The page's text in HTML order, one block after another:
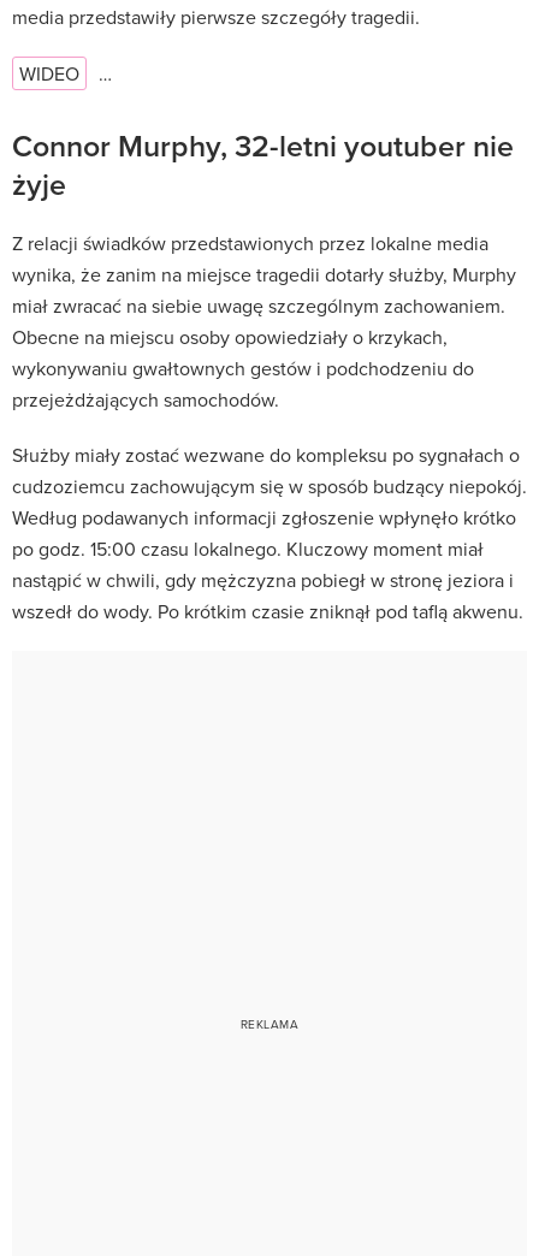
media przedstawiły pierwsze szczegóły tragedii.
WIDEO …
Connor Murphy, 32-letni youtuber nie
żyje
Z relacji świadków przedstawionych przez lokalne media
wynika, że zanim na miejsce tragedii dotarły służby, Murphy
miał zwracać na siebie uwagę szczególnym zachowaniem.
Obecne na miejscu osoby opowiedziały o krzykach,
wykonywaniu gwałtownych gestów i podchodzeniu do
przejeżdżających samochodów.
Służby miały zostać wezwane do kompleksu po sygnałach o
cudzoziemcu zachowującym się w sposób budzący niepokój.
Według podawanych informacji zgłoszenie wpłynęło krótko
po godz. 15:00 czasu lokalnego. Kluczowy moment miał
nastąpić w chwili, gdy mężczyzna pobiegł w stronę jeziora i
wszedł do wody. Po krótkim czasie zniknął pod taflą akwenu.